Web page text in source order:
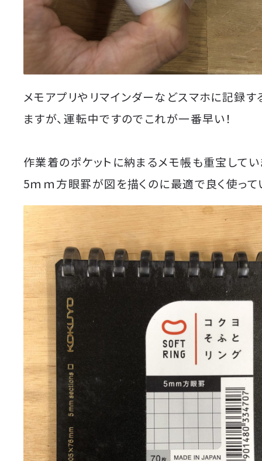
メモアプリやリマインダーなどスマホに記録す
ますが、運転中ですのでこれが一番早い！
作業着のポケットに納まるメモ帳も重宝してい
5ｍｍ方眼罫が図を描くのに最適で良く使って